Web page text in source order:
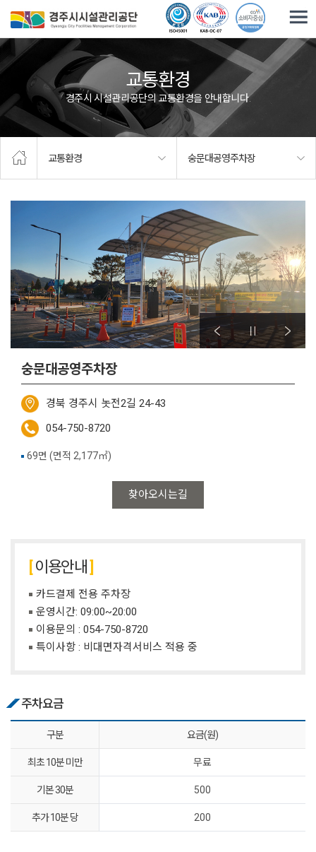
교통환경
경주시 시설관리공단의 교통환경을 안내합니다.
교통환경 숭문대공영주차장
숭문대공영주차장
경북 경주시 놋전2길 24-43
054-750-8720
찾아오시는길
69면 (면적 2,177㎡)
이용안내
카드결제 전용 주차장
운영시간: 09:00~20:00
이용문의 : 054-750-8720
특이사항 : 비대면자격서비스 적용 중
주차요금
구분 요금(원)
최초 10분 미만 무료
기본 30분 500
추가 10분 당 200